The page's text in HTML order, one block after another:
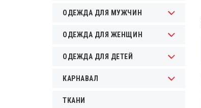
ОДЕЖДА ДЛЯ МУЖЧИН
ОДЕЖДА ДЛЯ ЖЕНЩИН
ОДЕЖДА ДЛЯ ДЕТЕЙ
КАРНАВАЛ
ТКАНИ